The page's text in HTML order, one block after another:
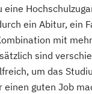
eine
ein Abitur, ein
mit
sind
um das
guten Job